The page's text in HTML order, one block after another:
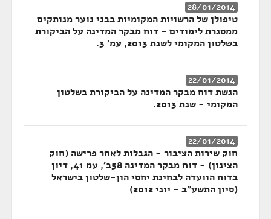
28/01/2014
טיפולן של הרשויות המקומיות בבני נוער מנותקים
ממסגרת לימודים - דוח מבקר המדינה על הביקורת
בשלטון המקומי לשנת 2013, עמ' 3.
22/01/2014
הגשת דוח מבקר המדינה על הביקורת בשלטון
המקומי - שנת 2013.
22/01/2014
חוק שירות הציבור - הגבלות לאחר פרישה (חוק
הצינון) - דוח מבקר המדינה 58ב', עמ 41, דיון
בדוח הוועדה לבחינת יחסי הון-שלטון בישראל
(סיון התשע"ב - יוני 2012)